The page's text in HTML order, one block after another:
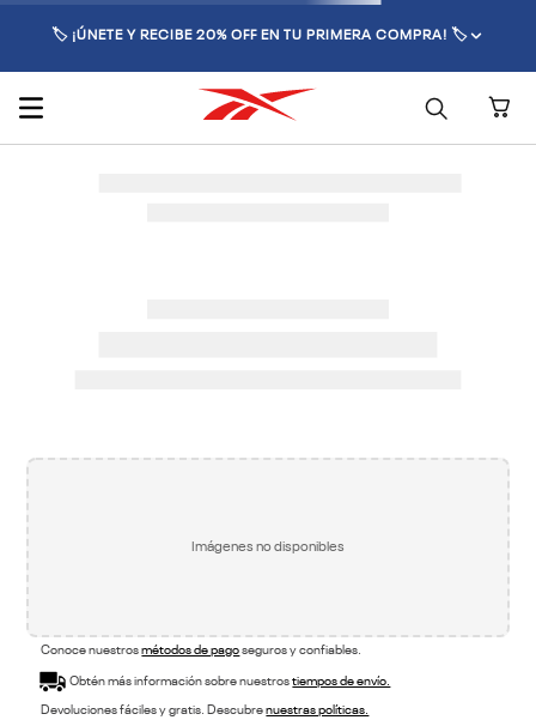
🏷️ ¡ÚNETE Y RECIBE 20% OFF EN TU PRIMERA COMPRA! 🏷️
Imágenes no disponibles
Conoce nuestrosmétodos de pagoseguros y confiables.
Obtén más información sobre nuestrostiempos de envío.
Devoluciones fáciles y gratis. Descubrenuestras políticas.